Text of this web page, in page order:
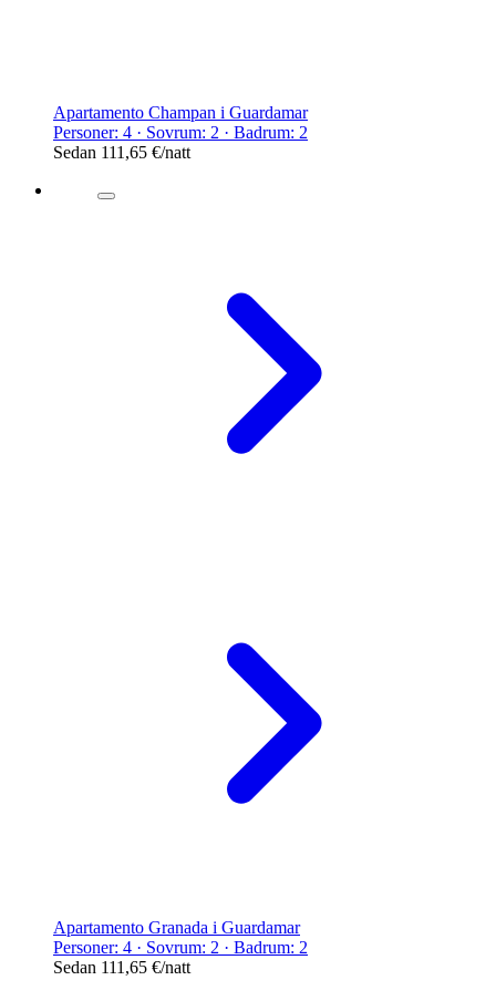
Apartamento Champan i Guardamar
Personer: 4 · Sovrum: 2 · Badrum: 2
Sedan 111,65 €/natt
Apartamento Granada i Guardamar
Personer: 4 · Sovrum: 2 · Badrum: 2
Sedan 111,65 €/natt